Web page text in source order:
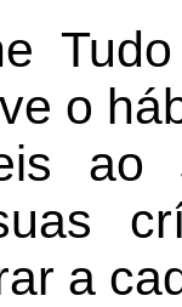
o
a